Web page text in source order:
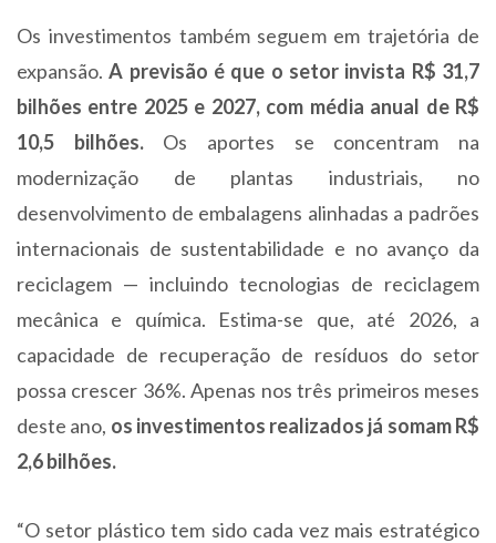
Os investimentos também seguem em trajetória de
expansão.A previsão é que o setor invista R$ 31,7
bilhões entre 2025 e 2027, com média anual de R$
10,5 bilhões.Os aportes se concentram na
modernização de plantas industriais, no
desenvolvimento de embalagens alinhadas a padrões
internacionais de sustentabilidade e no avanço da
reciclagem — incluindo tecnologias de reciclagem
mecânica e química. Estima-se que, até 2026, a
capacidade de recuperação de resíduos do setor
possa crescer 36%. Apenas nos três primeiros meses
deste ano, os investimentos realizados já somam R$
2,6 bilhões.
“O setor plástico tem sido cada vez mais estratégico